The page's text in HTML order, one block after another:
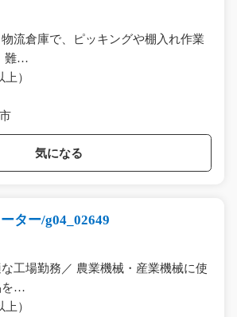
流倉庫で、ピッキングや棚入れ作業
難…
）
気になる
ター/g04_02649
工場勤務／ 農業機械・産業機械に使
を…
）